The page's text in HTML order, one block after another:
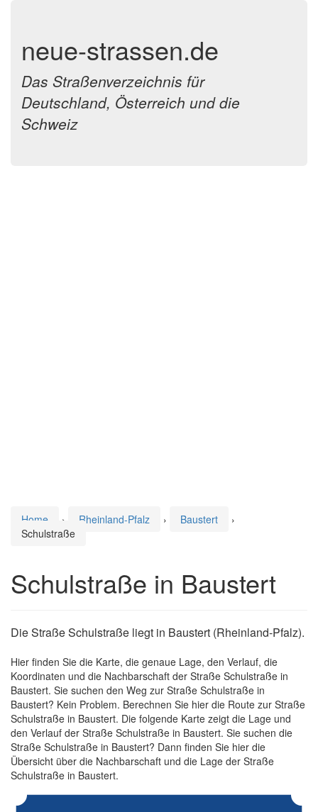
neue-strassen.de
Das Straßenverzeichnis für
Deutschland, Österreich und die
Schweiz
Home › Rheinland-Pfalz › Baustert
›
Schulstraße
Schulstraße in Baustert
Die Straße Schulstraße liegt in Baustert (Rheinland-Pfalz).
Hier finden Sie die Karte, die genaue Lage, den Verlauf, die
Koordinaten und die Nachbarschaft der Straße Schulstraße in
Baustert. Sie suchen den Weg zur Straße Schulstraße in
Baustert? Kein Problem. Berechnen Sie hier die Route zur Straße
Schulstraße in Baustert. Die folgende Karte zeigt die Lage und
den Verlauf der Straße Schulstraße in Baustert. Sie suchen die
Straße Schulstraße in Baustert? Dann finden Sie hier die
Übersicht über die Nachbarschaft und die Lage der Straße
Schulstraße in Baustert.